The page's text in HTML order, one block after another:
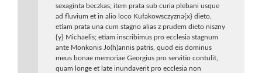
sexaginta beczkas; item prata sub curia plebani usque
ad fluvium et in alio loco Kułakowsczyzna{x} dieto,
etiam prata una cum stagno alias z prudem dieto niszny
{y} Michaelis; etiam inscribimus pro ecclesia stagnum
ante Monkonis Jo(h)annis patris, quod eis dominus
meus bonae memoriae Georgius pro servitio contulit,
quam longe et late inundaverit pro ecclesia non